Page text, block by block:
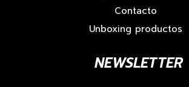
Contacto
Unboxing productos
NEWSLETTER